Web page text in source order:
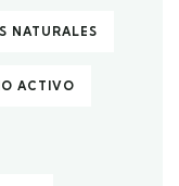
NATURALES
ACTIVO